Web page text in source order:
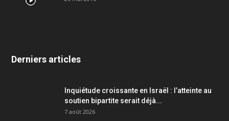
Derniers articles
Inquiétude croissante en Israël : l’atteinte au
soutien bipartite serait déjà...
7 août 2026